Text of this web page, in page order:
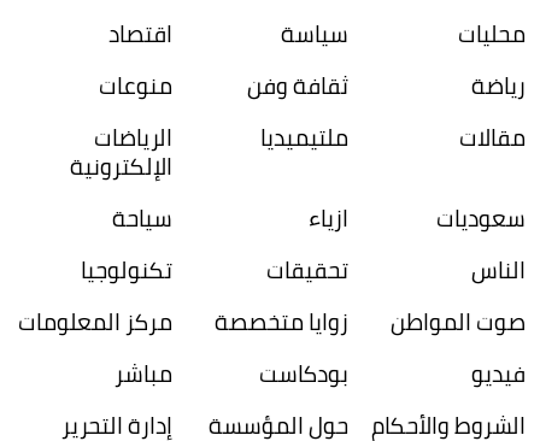
محليات سياسة
اقتصاد
رياضة
ثقافة وفن
منوعات
مقالات
ملتيميديا الرياضات
الإلكترونية
سعوديات
ازياء
سياحة
الناس
تحقيقات
تكنولوجيا
صوت المواطن
زوايا متخصصة
مركز المعلومات
فيديو
بودكاست
مباشر
الشروط والأحكام حول المؤسسة إدارة التحرير